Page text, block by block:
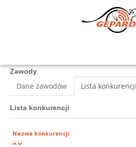
Zawody
Dane zawodów Lista konkurencji
Lista konkurencji
Nazwa konkurencji